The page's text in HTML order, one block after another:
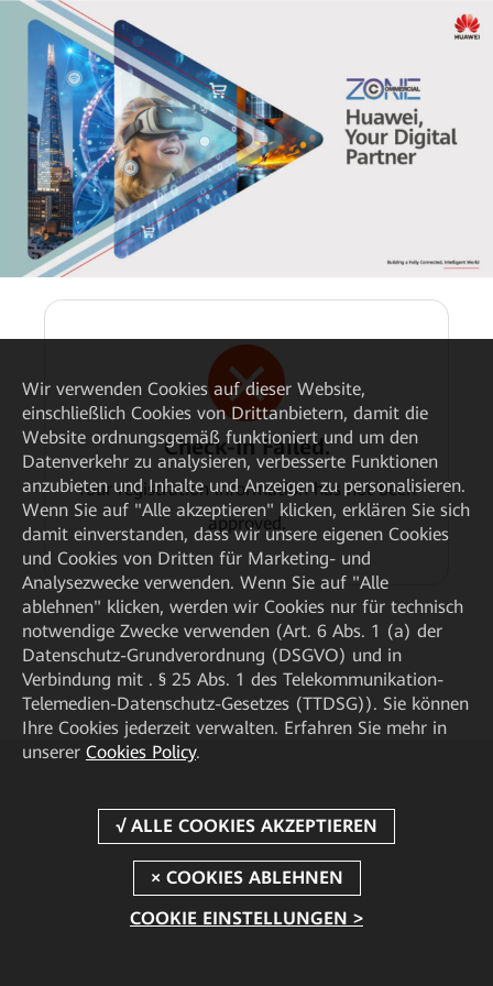
Check-In Failed.
Your registration information has not been
approved.
Wir verwenden Cookies auf dieser Website,
einschließlich Cookies von Drittanbietern, damit die
Website ordnungsgemäß funktioniert und um den
Datenverkehr zu analysieren, verbesserte Funktionen
anzubieten und Inhalte und Anzeigen zu personalisieren.
Wenn Sie auf "Alle akzeptieren" klicken, erklären Sie sich
damit einverstanden, dass wir unsere eigenen Cookies
und Cookies von Dritten für Marketing- und
Analysezwecke verwenden. Wenn Sie auf "Alle
ablehnen" klicken, werden wir Cookies nur für technisch
notwendige Zwecke verwenden (Art. 6 Abs. 1 (a) der
Datenschutz-Grundverordnung (DSGVO) und in
Verbindung mit . § 25 Abs. 1 des Telekommunikation-
Telemedien-Datenschutz-Gesetzes (TTDSG)). Sie können
Ihre Cookies jederzeit verwalten. Erfahren Sie mehr in
unserer Cookies Policy.
COOKIE EINSTELLUNGEN >